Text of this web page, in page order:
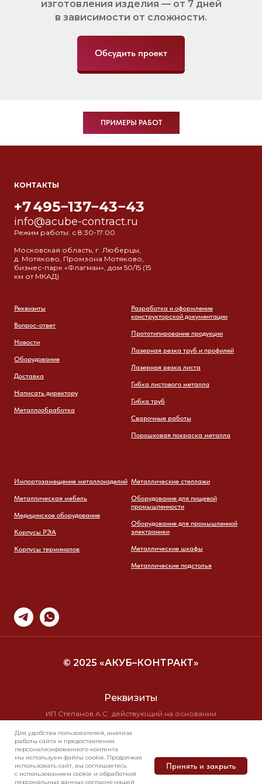
изготовления изделия — от 7 дней
в зависимости от сложности.
Обсудить проект
ПРИМЕРЫ РАБОТ
КОНТАКТЫ
+7 495−137−43−43
info@acube-contract.ru
Режим работы: с 8:30-17:00
Московская область, г. Люберцы,
д. Мотяково, Промзона Мотяково,
бизнес-парк «Флагман», дом 50/15 (15
км от МКАД)
Реквизиты
Вопрос-ответ
Новости
Оборудование
Доставка
Написать директору
Металлообработка
Разработка и оформление
конструкторской документации
Прототипирование продукции
Лазерная резка труб и профилей
Лазерная резка листа
Гибка листового металла
Гибка труб
Сварочные работы
Порошковая покраска металла
Импортозамещение металлоизделий
Металлическая мебель
Медицинское оборудование
Корпусы РЭА
Корпусы терминалов
Металлические стеллажи
Оборудование для пищевой
промышленности
Оборудование для промышленной
электроники
Металлические шкафы
Металлические подстолья
ИП Степанов А.С действующий на основании
№ 10/19710 от 16.11.99г
ИНН 7723 2584 8295 КПП 0
ОГРН 304770001286823
Реквизиты
© 2025 «АКУБ–КОНТРАКТ»
Для удобства пользователей, анализа
работы сайта и предоставления
персонализированного контента
мы используем файлы cookie. Продолжая
использовать сайт, вы соглашаетесь
с использованием cookie и обработкой
персональных данных согласно нашей
Принять и закрыть